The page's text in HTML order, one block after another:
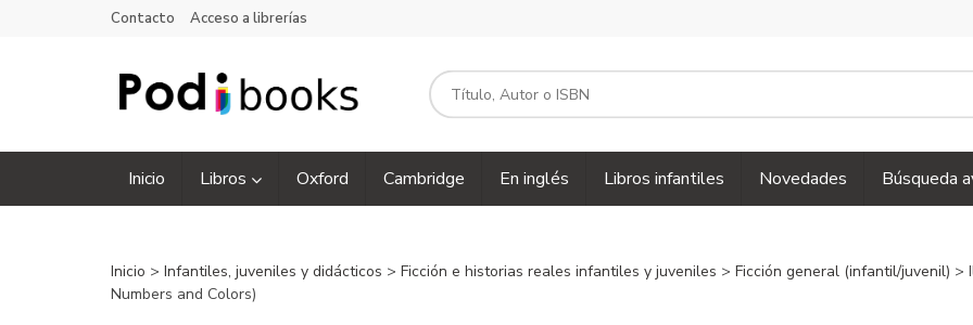
Contacto Acceso a librerías
Inicio Libros Oxford Cambridge En inglés Libros infantiles Novedades Búsqueda
Inicio > Infantiles, juveniles y didácticos > Ficción e historias reales infantiles y juveniles > Ficción general (infantil/juvenil) >
Numbers and Colors)